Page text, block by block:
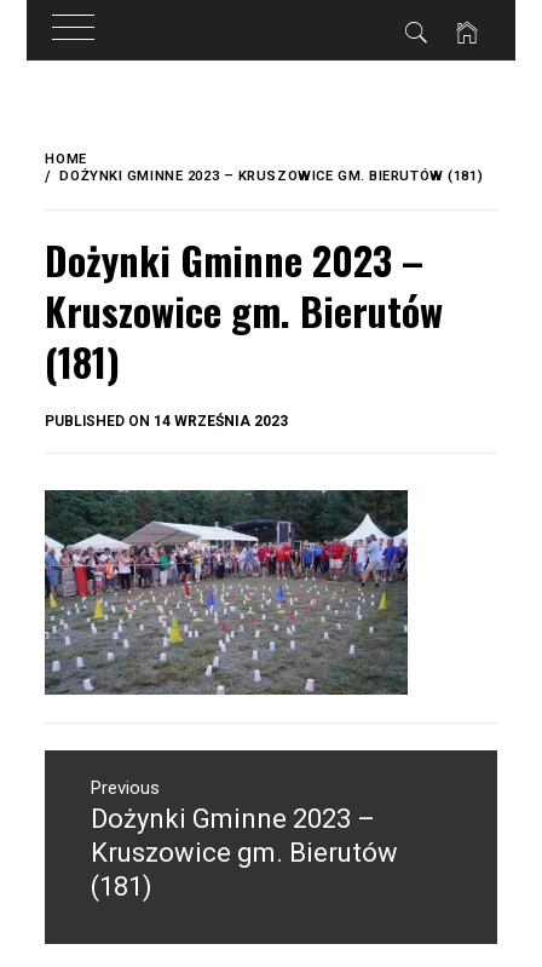
treści
content
HOME
DOŻYNKI GMINNE 2023 – KRUSZOWICE GM. BIERUTÓW (181)
Dożynki Gminne 2023 –
Kruszowice gm. Bierutów
(181)
PUBLISHED ON 14 WRZEŚNIA 2023
wpisuPrevious
Previous
post:
Dożynki Gminne 2023 –
Kruszowice gm. Bierutów
(181)